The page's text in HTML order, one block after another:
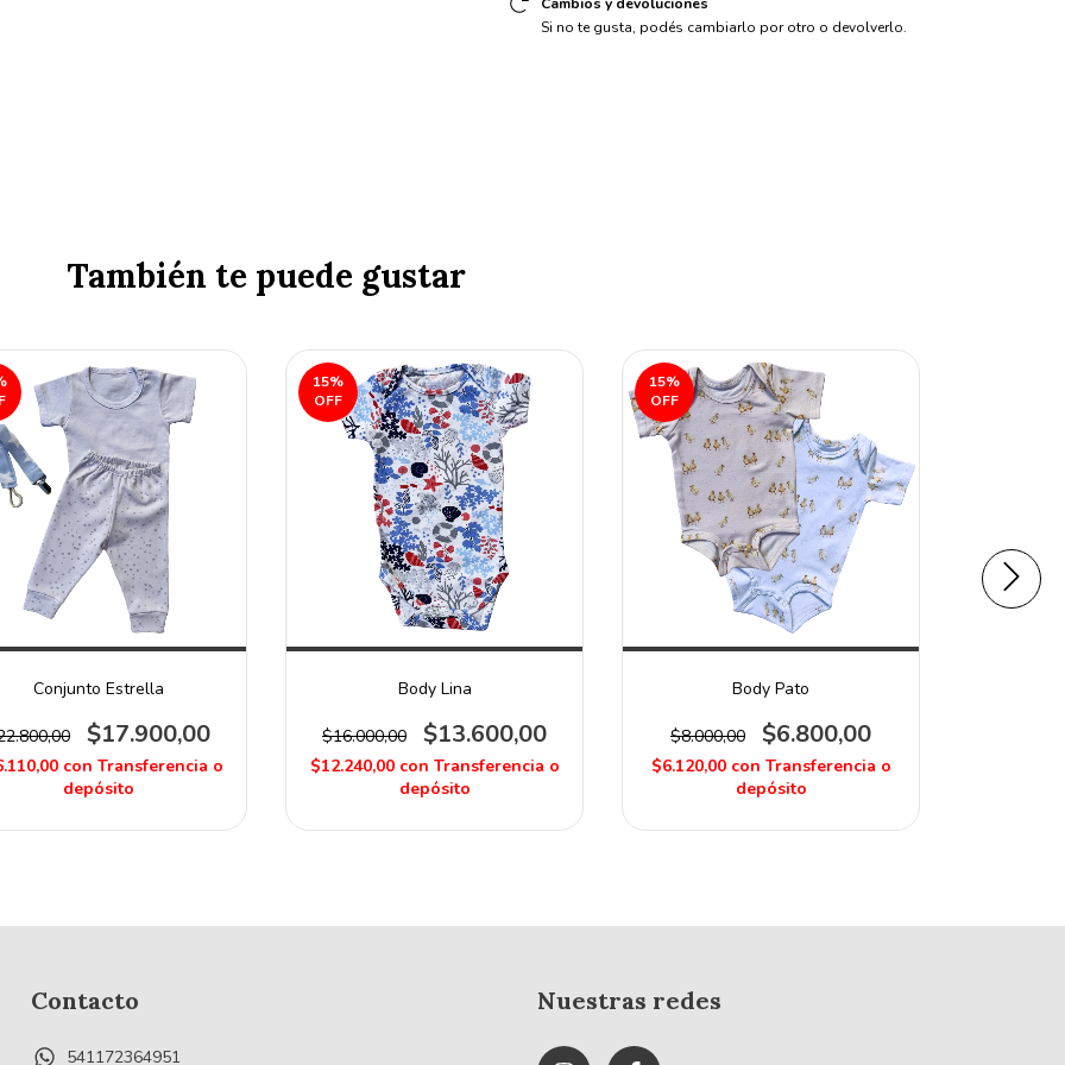
Cambios y devoluciones
Si no te gusta, podés cambiarlo por otro o devolverlo.
También te puede gustar
Conjunto Estrella
$17.900,00
con Transferencia o
depósito
15%
OFF
Body Lina
$16.000,00 $13.600,00
$12.240,00 con Transferencia o
depósito
15%
OFF
Body Pato
$8.000,00 $6.800,00
$6.120,00 con Transferencia o
depósito
Contacto
541172364951
Nuestras redes